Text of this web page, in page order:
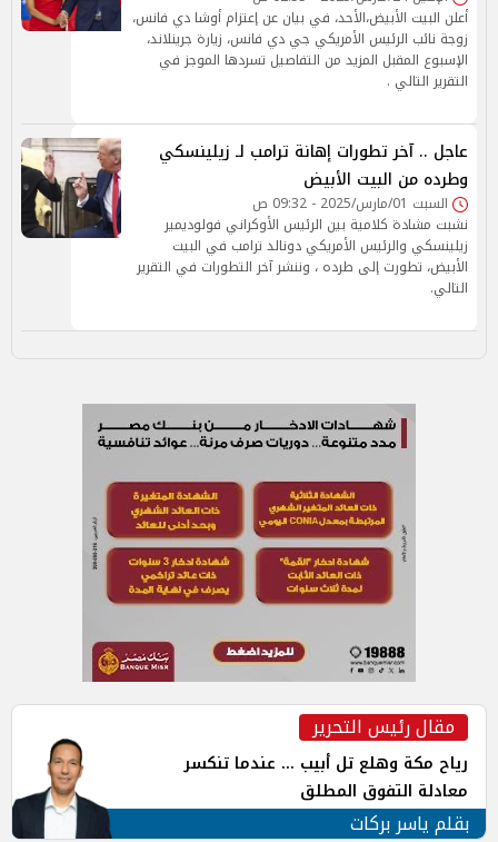
أعلن البيت الأبيض،الأحد، في بيان عن إعتزام أوشا دي فانس،
زوجة نائب الرئيس الأمريكي جي دي فانس، زيارة جرينلاند،
الإسبوع المقبل المزيد من التفاصيل تسردها الموجز في
التقرير التالي .
عاجل .. آخر تطورات إهانة ترامب لـ زيلينسكي
وطرده من البيت الأبيض
السبت 01/مارس/2025 - 09:32 ص
نشبت مشادة كلامية بين الرئيس الأوكراني فولوديمير
زيلينسكي والرئيس الأمريكي دونالد ترامب في البيت
الأبيض، تطورت إلى طرده ، وننشر آخر التطورات في التقرير
التالي.
مقال رئيس التحرير
رياح مكة وهلع تل أبيب ... عندما تنكسر
معادلة التفوق المطلق
بقلم ياسر بركات